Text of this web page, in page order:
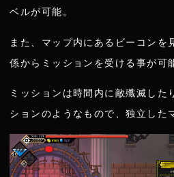
ベルが可能。
また、マップ内にあるビーコンを
係からミッションを受ける事が可
ミッションは時間内に敵殲滅した
ションのようなもので、独立した